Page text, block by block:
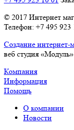
© 2017 Интернет
Телефон: +7 495 923
Создание интернет-
веб студия «Модуль»
Компания
Информация
Помощь
О компании
Новости